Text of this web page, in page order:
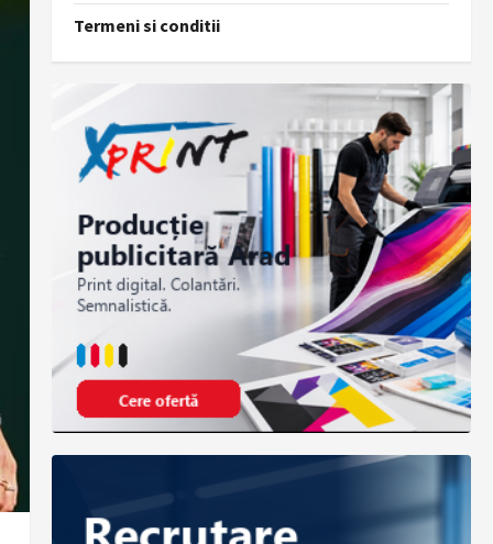
Termeni si conditii